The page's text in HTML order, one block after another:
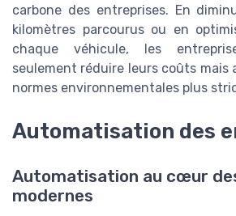
carbone des entreprises. En
kilomètres parcourus ou en
chaque véhicule, les
seulement réduire leurs coûts mais
normes environnementales plus
Automatisation des
Automatisation au cœur
modernes